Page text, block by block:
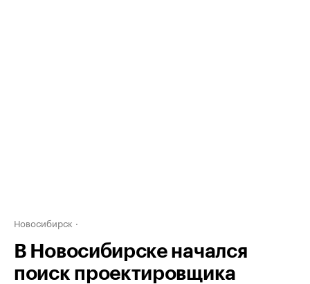
Новосибирск
В Новосибирске начался
поиск проектировщика